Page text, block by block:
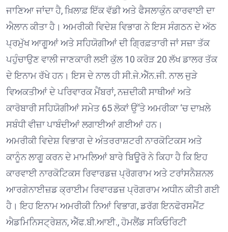
ਜਾਣਿਆ ਜਾਂਦਾ ਹੈ, ਖ਼ਿਲਾਫ਼ ਇੱਕ ਵੱਡੀ ਅਤੇ ਫੈਸਲਾਕੁੰਨ ਕਾਰਵਾਈ ਦਾ
ਐਲਾਨ ਕੀਤਾ ਹੈ। ਅਮਰੀਕੀ ਵਿਦੇਸ਼ ਵਿਭਾਗ ਨੇ ਇਸ ਸੰਗਠਨ ਦੇ ਅੱਠ
ਪ੍ਰਮੁੱਖ ਆਗੂਆਂ ਅਤੇ ਸਹਿਯੋਗੀਆਂ ਦੀ ਗ੍ਰਿਫ਼ਤਾਰੀ ਜਾਂ ਸਜ਼ਾ ਤੱਕ
ਪਹੁੰਚਾਉਣ ਵਾਲੀ ਜਾਣਕਾਰੀ ਲਈ ਕੁੱਲ 10 ਕਰੋੜ 20 ਲੱਖ ਡਾਲਰ ਤੱਕ
ਦੇ ਇਨਾਮ ਰੱਖੇ ਹਨ। ਇਸ ਦੇ ਨਾਲ ਹੀ ਸੀ.ਜੇ.ਐੱਨ.ਜੀ. ਨਾਲ ਜੁੜੇ
ਵਿਅਕਤੀਆਂ ਦੇ ਪਰਿਵਾਰਕ ਮੈਂਬਰਾਂ, ਨਜ਼ਦੀਕੀ ਸਾਥੀਆਂ ਅਤੇ
ਕਾਰੋਬਾਰੀ ਸਹਿਯੋਗੀਆਂ ਸਮੇਤ 65 ਲੋਕਾਂ ਉੱਤੇ ਅਮਰੀਕਾ ‘ਚ ਦਾਖ਼ਲੇ
ਸਬੰਧੀ ਵੀਜ਼ਾ ਪਾਬੰਦੀਆਂ ਲਗਾਈਆਂ ਗਈਆਂ ਹਨ।
ਅਮਰੀਕੀ ਵਿਦੇਸ਼ ਵਿਭਾਗ ਦੇ ਅੰਤਰਰਾਸ਼ਟਰੀ ਨਾਰਕੋਟਿਕਸ ਅਤੇ
ਕਾਨੂੰਨ ਲਾਗੂ ਕਰਨ ਦੇ ਮਾਮਲਿਆਂ ਬਾਰੇ ਬਿਊਰੋ ਨੇ ਕਿਹਾ ਹੈ ਕਿ ਇਹ
ਕਾਰਵਾਈ ਨਾਰਕੋਟਿਕਸ ਰਿਵਾਰਡਜ਼ ਪ੍ਰੋਗਰਾਮ ਅਤੇ ਟਰਾਂਸਨੈਸ਼ਨਲ
ਆਰਗੇਨਾਈਜ਼ਡ ਕ੍ਰਾਈਮ ਰਿਵਾਰਡਜ਼ ਪ੍ਰੋਗਰਾਮ ਅਧੀਨ ਕੀਤੀ ਗਈ
ਹੈ। ਇਹ ਇਨਾਮ ਅਮਰੀਕੀ ਨਿਆਂ ਵਿਭਾਗ, ਡਰੱਗ ਇਨਫੋਰਸਮੈਂਟ
ਐਡਮਿਨਿਸਟ੍ਰੇਸ਼ਨ, ਐੱਫ.ਬੀ.ਆਈ., ਹੋਮਲੈਂਡ ਸਕਿਓਰਿਟੀ